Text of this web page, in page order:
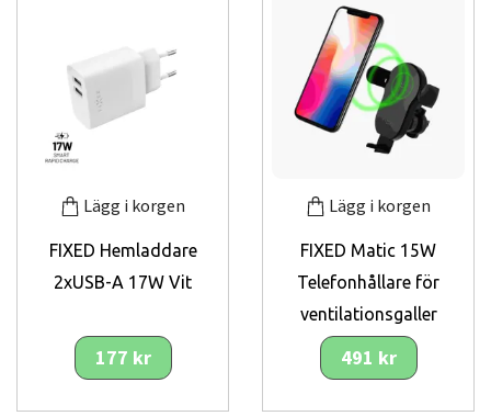
Lägg i korgen
FIXED Hemladdare
2xUSB-A 17W Vit
177 kr
Lägg i korgen
FIXED Matic 15W
Telefonhållare för
ventilationsgaller
491 kr